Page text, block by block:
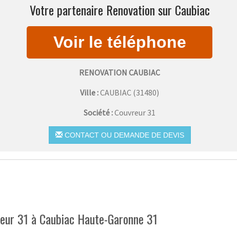
Votre partenaire Renovation sur Caubiac
RENOVATION CAUBIAC
Ville :CAUBIAC (31480)
Société :Couvreur 31
CONTACT OU DEMANDE DE DEVIS
31 à Caubiac Haute-Garonne 31